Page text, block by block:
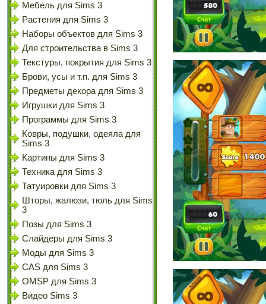
Мебель для Sims 3
Растения для Sims 3
Наборы объектов для Sims 3
Для строительства в Sims 3
Текстуры, покрытия для Sims 3
Брови, усы и т.п. для Sims 3
Предметы декора для Sims 3
Игрушки для Sims 3
Программы для Sims 3
Ковры, подушки, одеяла для
Sims 3
Картины для Sims 3
Техника для Sims 3
Татуировки для Sims 3
Шторы, жалюзи, тюль для Sims
3
Позы для Sims 3
Слайдеры для Sims 3
Моды для Sims 3
CAS для Sims 3
OMSP для Sims 3
Видео Sims 3